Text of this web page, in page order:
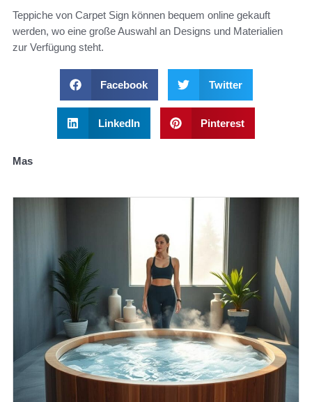
Teppiche von Carpet Sign können bequem online gekauft
werden, wo eine große Auswahl an Designs und Materialien
zur Verfügung steht.
Facebook Twitter
LinkedIn Pinterest
Mas